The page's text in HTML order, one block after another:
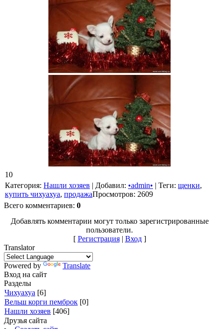
10
Категория: Нашли хозяев | Добавил: •admin• | Теги: щенки,
купить чихуахуа, продажаПросмотров: 2609
Всего комментариев: 0
Добавлять комментарии могут только зарегистрированные
пользователи.
[ Регистрация| Вход]
Translator
Powered by
Translate
Вход на сайт
Разделы
Чихуахуа [6]
Вельш корги пемброк [0]
Нашли хозяев [406]
Друзья сайта